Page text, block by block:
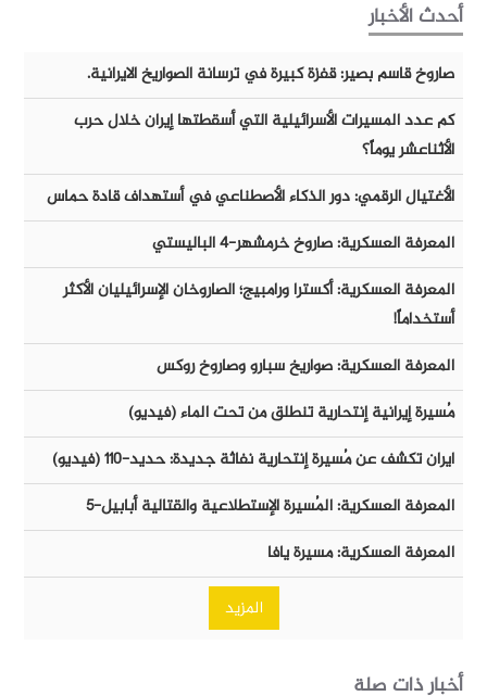
أحدث الأخبار
صاروخ قاسم بصير: قفزة كبيرة في ترسانة الصواريخ الايرانية.
كم عدد المسيرات الأسرائيلية التي أسقطتها إيران خلال حرب
الأثناعشر يوماً؟
الأغتيال الرقمي: دور الذكاء الأصطناعي في أستهداف قادة حماس
المعرفة العسكرية: صاروخ خرمشهر-٤ الباليستي
المعرفة العسكرية: أكسترا ورامبيج؛ الصاروخان الإسرائيليان الأكثر
أستخداماً!
المعرفة العسكرية: صواريخ سبارو وصاروخ روكس
مُسيرة إيرانية إنتحارية تنطلق من تحت الماء (فيديو)
ايران تكشف عن مُسيرة إنتحارية نفاثة جديدة: حديد-١١٠ (فيديو)
المعرفة العسكرية: المُسيرة الإستطلاعية والقتالية أبابيل-٥
المعرفة العسكرية: مسيرة يافا
المزيد
أخبار ذات صلة